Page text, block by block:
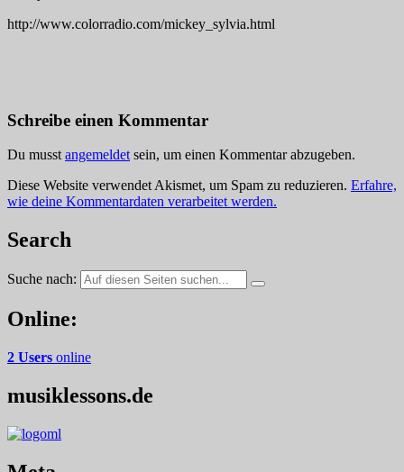
http://www.colorradio.com/mickey_sylvia.html
Schreibe einen Kommentar
Du musst angemeldet sein, um einen Kommentar abzugeben.
Diese Website verwendet Akismet, um Spam zu reduzieren. Erfahre,
wie deine Kommentardaten verarbeitet werden.
Search
Suche nach:
Online:
2 Users online
musiklessons.de